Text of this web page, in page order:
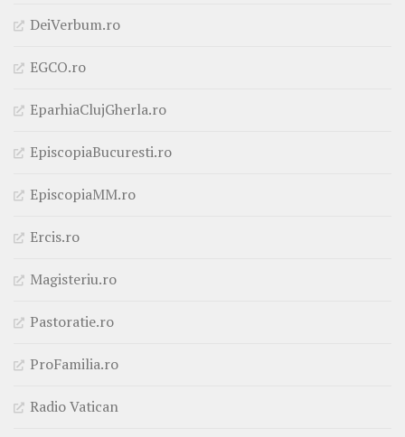
DeiVerbum.ro
EGCO.ro
EparhiaClujGherla.ro
EpiscopiaBucuresti.ro
EpiscopiaMM.ro
Ercis.ro
Magisteriu.ro
Pastoratie.ro
ProFamilia.ro
Radio Vatican